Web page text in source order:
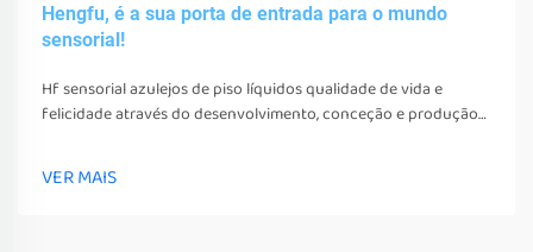
Hengfu, é a sua porta de entrada para o mundo
sensorial!
Hf sensorial azulejos de piso líquidos qualidade de vida e
felicidade através do desenvolvimento, conceção e produção
estimular os seus sentidos
VER MAIS